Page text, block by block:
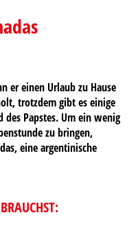
er einen Urlaub zu Hause
trotzdem gibt es einige
des Papstes. Um ein wenig
zu bringen,
eine argentinische